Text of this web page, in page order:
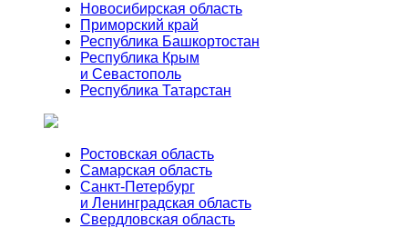
Новосибирская область
Приморский край
Республика Башкортостан
Республика Крым
и Севастополь
Республика Татарстан
Ростовская область
Самарская область
Санкт-Петербург
и Ленинградская область
Свердловская область